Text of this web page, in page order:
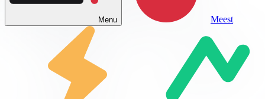
Menu Meest